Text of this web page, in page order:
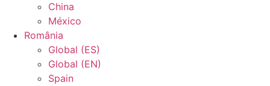
China
México
România
Global (ES)
Global (EN)
Spain